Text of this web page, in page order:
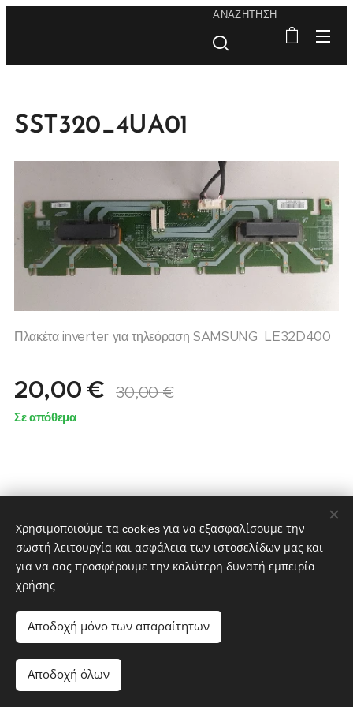
ΑΝΑΖΉΤΗΣΗ
SST320_4UA01
Πλακέτα inverter για τηλεόραση SAMSUNG LE32D400
20,00 € 30,00€
Σε απόθεμα
Υλοποιήθηκε από:partstv.gr
Χρησιμοποιούμε τα cookies για να εξασφαλίσουμε την
σωστή λειτουργία και ασφάλεια των ιστοσελίδων μας και
για να σας προσφέρουμε την καλύτερη δυνατή εμπειρία
χρήσης.
Αποδοχή μόνο των απαραίτητων
Αποδοχή όλων